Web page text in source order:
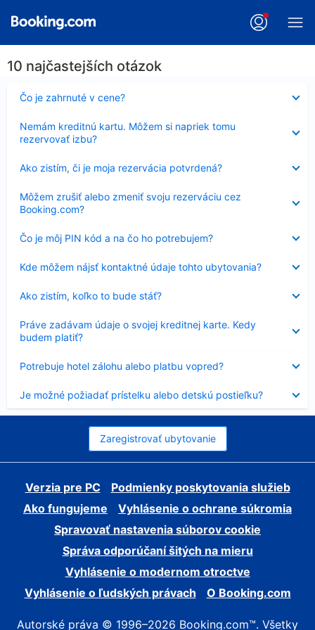
10 najčastejších otázok
Čo je zahrnuté v cene?
Nezobrazuje
sa
Nemám kreditnú kartu. Môžem si napriek tomu
rezervovať izbu?
sa
Ako zistím, či je moja rezervácia potvrdená?
sa
Môžem zrušiť alebo zmeniť svoju rezerváciu cez
Booking.com?
sa
Čo je môj PIN kód a na čo ho potrebujem?
Nezobrazuje
sa
Kde môžem nájsť kontaktné údaje tohto ubytovania?
sa
Ako zistím, koľko to bude stáť?
sa
Práve zadávam údaje o svojej kreditnej karte. Kedy
budem platiť?
sa
Potrebuje hotel zálohu alebo platbu vopred?
sa
Je možné požiadať prístelku alebo detskú postieľku?
sa
Zaregistrovať ubytovanie
Verzia pre PC
Podmienky poskytovania služieb
Ako fungujeme
Vyhlásenie o ochrane súkromia
Spravovať nastavenia súborov cookie
Správa odporúčaní šitých na mieru
Vyhlásenie o modernom otroctve
Vyhlásenie o ľudských právach
O Booking.com
Autorské práva © 1996–2026 Booking.com™. Všetky